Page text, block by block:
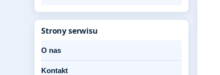
Strony serwisu
O nas
Kontakt